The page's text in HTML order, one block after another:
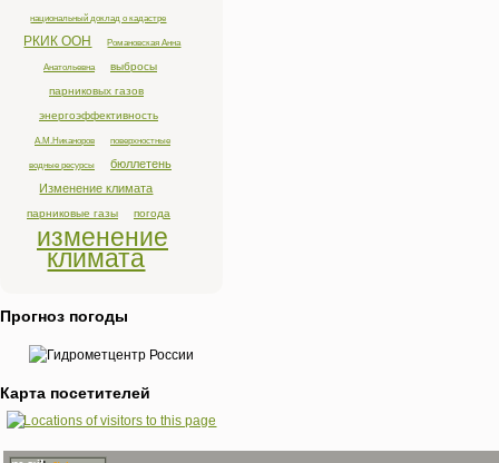
национальный доклад о кадастре
РКИК ООН Романовская Анна
Анатольевна
выбросы
парниковых газов
энергоэффективность
А.М.Никаноров поверхностные
водные ресурсы
бюллетень
Изменение климата
парниковые газы погода
изменение
климата
Прогноз погоды
Карта посетителей